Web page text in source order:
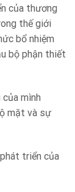
của thương
thế giới
bổ nhiệm
bộ phận thiết
mình
mặt và sự
triển của